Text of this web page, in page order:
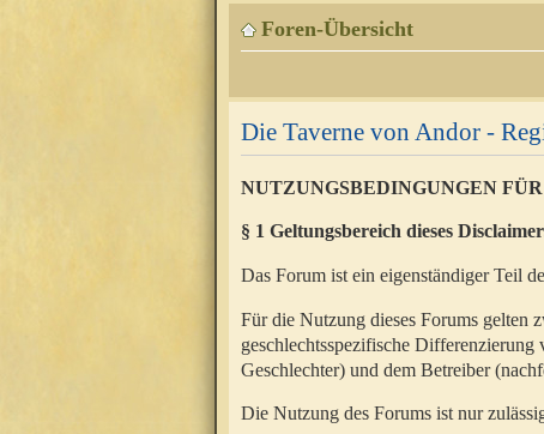
Foren-Übersicht
Die Taverne von Andor -
NUTZUNGSBEDINGUNGEN
§ 1 Geltungsbereich dieses
Das Forum ist ein eigenständiger Teil
Für die Nutzung dieses Forums gelten
geschlechtsspezifische
Geschlechter) und dem Betreiber
Die Nutzung des Forums ist nur